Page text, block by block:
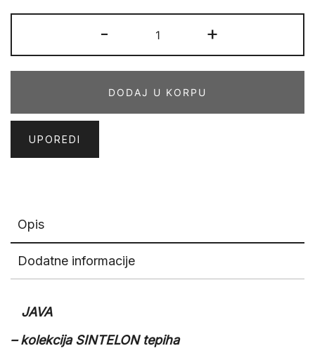
-
07
DND
+
DODAJ U KORPU
UPOREDI
Opis
Dodatne informacije
JAVA
– kolekcija SINTELON tepiha